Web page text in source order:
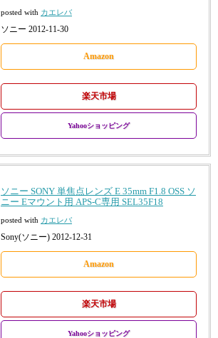
posted with カエレバ
ソニー 2012-11-30
Amazon
楽天市場
Yahooショッピング
ソニー SONY 単焦点レンズ E 35mm F1.8 OSS ソ
ニー Eマウント用 APS-C専用 SEL35F18
posted with カエレバ
Sony(ソニー) 2012-12-31
Amazon
楽天市場
Yahooショッピング